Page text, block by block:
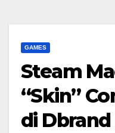
GAMES
Steam
“Skin”
di